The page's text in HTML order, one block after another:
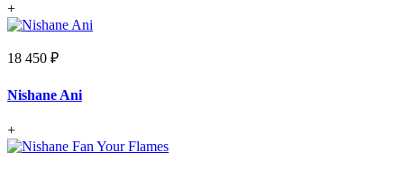
+
18 450 ₽
Nishane Ani
+